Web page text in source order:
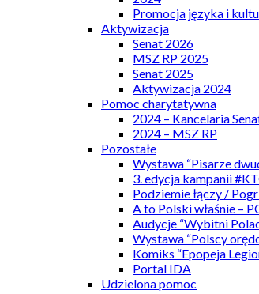
Promocja języka i
Aktywizacja
Senat 2026
MSZ RP 2025
Senat 2025
Aktywizacja 2024
Pomoc charytatywna
2024 – Kancelaria
2024 – MSZ RP
Pozostałe
Wystawa “Pisarze
3. edycja kampanii
Podziemie łączy /
A to Polski właśnie –
Audycje “Wybitni
Wystawa “Polscy
Komiks “Epopeja
Portal IDA
Udzielona pomoc